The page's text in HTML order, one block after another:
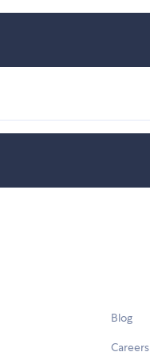
Blog
Careers